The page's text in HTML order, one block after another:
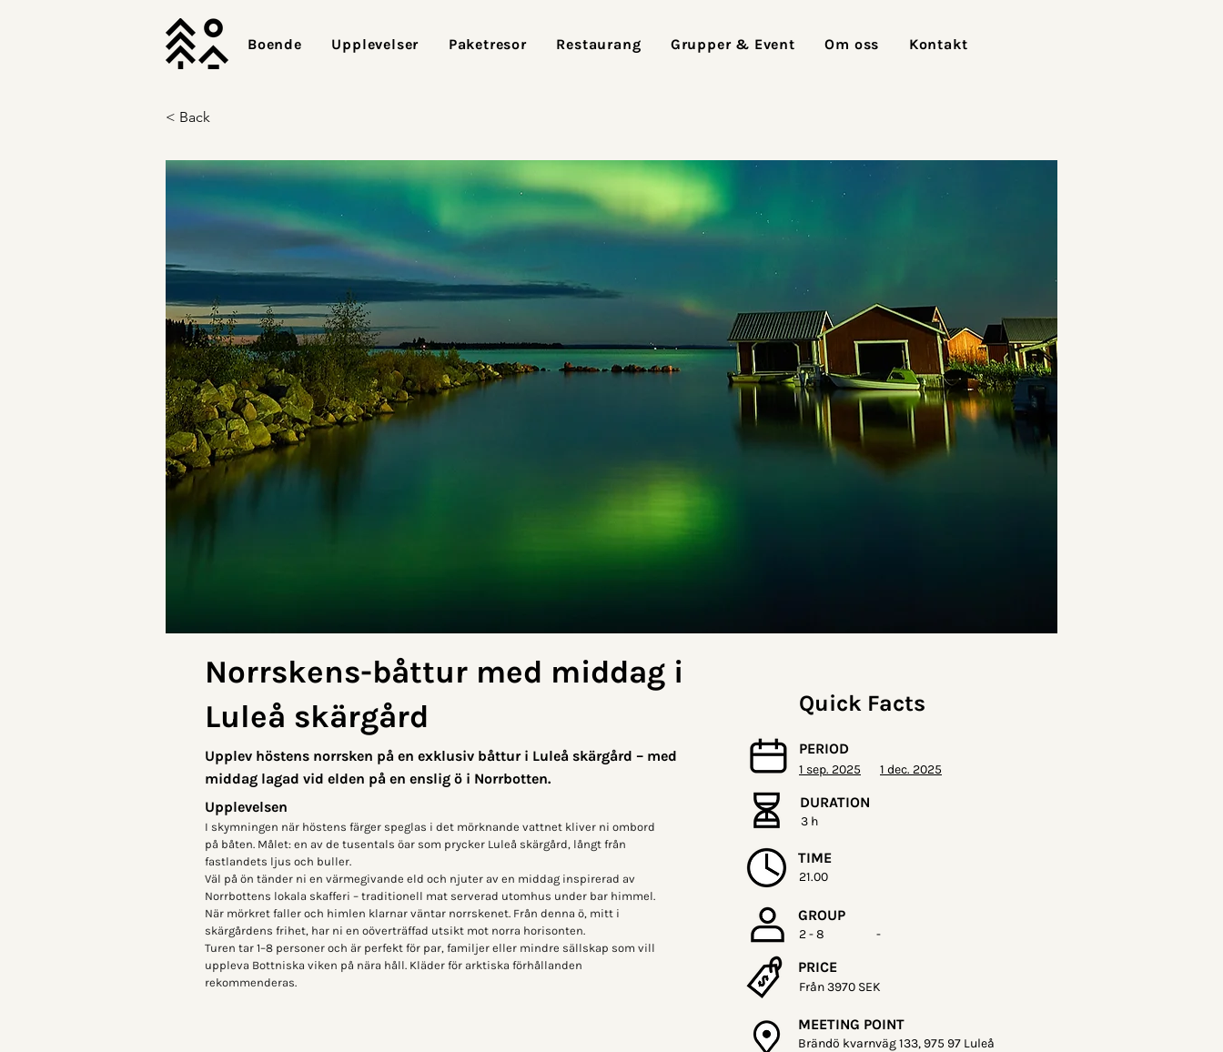
Boende Upplevelser Paketresor Restaurang Grupper & Event Om oss Kontakt
< Back
Norrskens-båttur med middag i
Luleå skärgård
Upplev höstens norrsken på en exklusiv båttur i Luleå skärgård – med
middag lagad vid elden på en enslig ö i Norrbotten.
Upplevelsen
I skymningen när höstens färger speglas i det mörknande vattnet kliver ni ombord
på båten. Målet: en av de tusentals öar som prycker Luleå skärgård, långt från
fastlandets ljus och buller.
Väl på ön tänder ni en värmegivande eld och njuter av en middag inspirerad av
Norrbottens lokala skafferi – traditionell mat serverad utomhus under bar himmel.
När mörkret faller och himlen klarnar väntar norrskenet. Från denna ö, mitt i
skärgårdens frihet, har ni en oöverträffad utsikt mot norra horisonten.
Turen tar 1–8 personer och är perfekt för par, familjer eller mindre sällskap som vill
uppleva Bottniska viken på nära håll. Kläder för arktiska förhållanden
rekommenderas.
-
PERIOD
DURATION
TIME
Quick Facts
1 sep. 2025 1 dec. 2025
3 h
21.00
GROUP
2 - 8
PRICE
Från 3970 SEK
MEETING POINT
Brändö kvarnväg 133, 975 97 Luleå